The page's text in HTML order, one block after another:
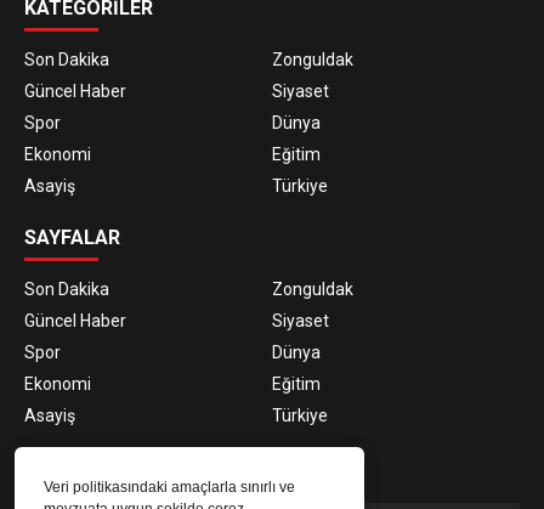
Veri politikasındaki amaçlarla sınırlı ve
KATEGORİLER
Son Dakika
Zonguldak
Güncel Haber
Siyaset
Spor
Dünya
Ekonomi
Eğitim
Asayiş
Türkiye
SAYFALAR
Son Dakika
Zonguldak
Güncel Haber
Siyaset
Spor
Dünya
Ekonomi
Eğitim
Asayiş
Türkiye